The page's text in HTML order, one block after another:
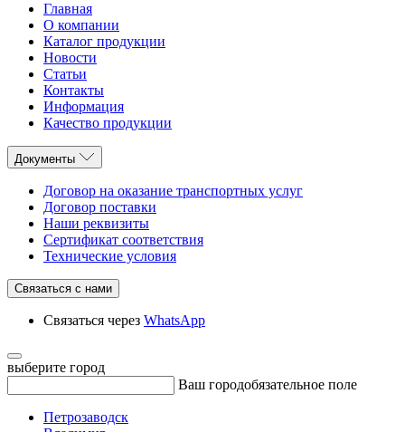
Главная
О компании
Каталог продукции
Новости
Статьи
Контакты
Информация
Качество продукции
Документы
Договор на оказание транспортных услуг
Договор поставки
Наши реквизиты
Сертификат соответствия
Технические условия
Связаться с нами
Связаться через WhatsApp
выберите город
Ваш городобязательное поле
Петрозаводск